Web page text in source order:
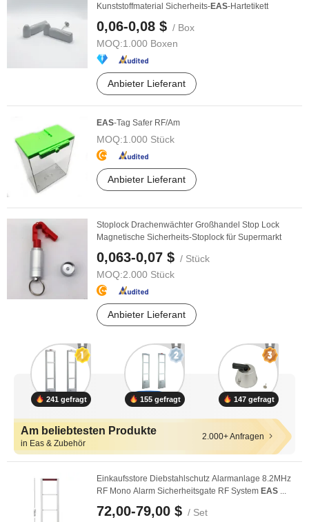
Kunststoffmaterial Sicherheits-EAS-Hartetikett
0,06-0,08 $ / Box
MOQ:1.000 Boxen
Anbieter Lieferant
EAS-Tag Safer RF/Am
MOQ:1.000 Stück
Anbieter Lieferant
Stoplock Drachenwächter Großhandel Stop Lock
Magnetische Sicherheits-Stoplock für Supermarkt
0,063-0,07 $ / Stück
MOQ:2.000 Stück
Anbieter Lieferant
241 gefragt 155 gefragt 147 gefragt
Am beliebtesten Produkte
in Eas & Zubehör
2.000+ Anfragen
Einkaufsstore Diebstahlschutz Alarmanlage 8.2MHz
RF Mono Alarm Sicherheitsgate RF System EAS ...
72,00-79,00 $ / Set